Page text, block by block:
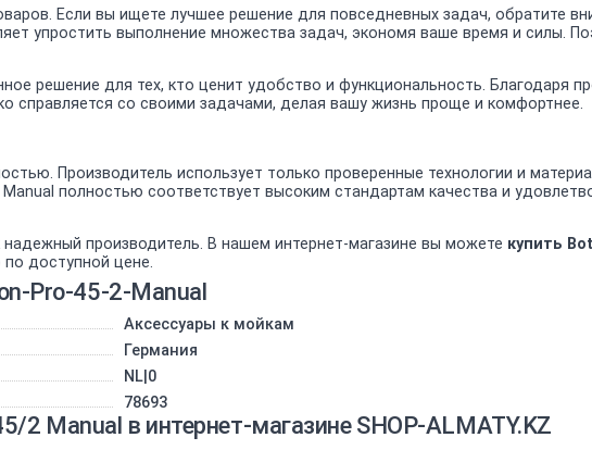
Если вы ищете лучшее решение для повседневных задач, обратите
упростить выполнение множества задач, экономя ваше время и силы.
решение для тех, кто ценит удобство и функциональность. Благодаря
справляется со своими задачами, делая вашу жизнь проще и комфортнее.
Производитель использует только проверенные технологии и
полностью соответствует высоким стандартам качества и
производитель. В нашем интернет-магазине вы можете купить
доступной цене.
Pro-45-2-Manual
Аксессуары к мойкам
Германия
NL|0
78693
Manual в интернет-магазине SHOP-ALMATY.KZ